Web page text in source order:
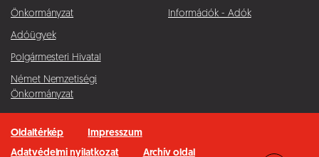
Önkormányzat
Adóügyek
Polgármesteri Hivatal
Német Nemzetiségi
Önkormányzat
Információk - Adók
Oldaltérkép
Impresszum
Adatvédelmi nyilatkozat
Archív oldal